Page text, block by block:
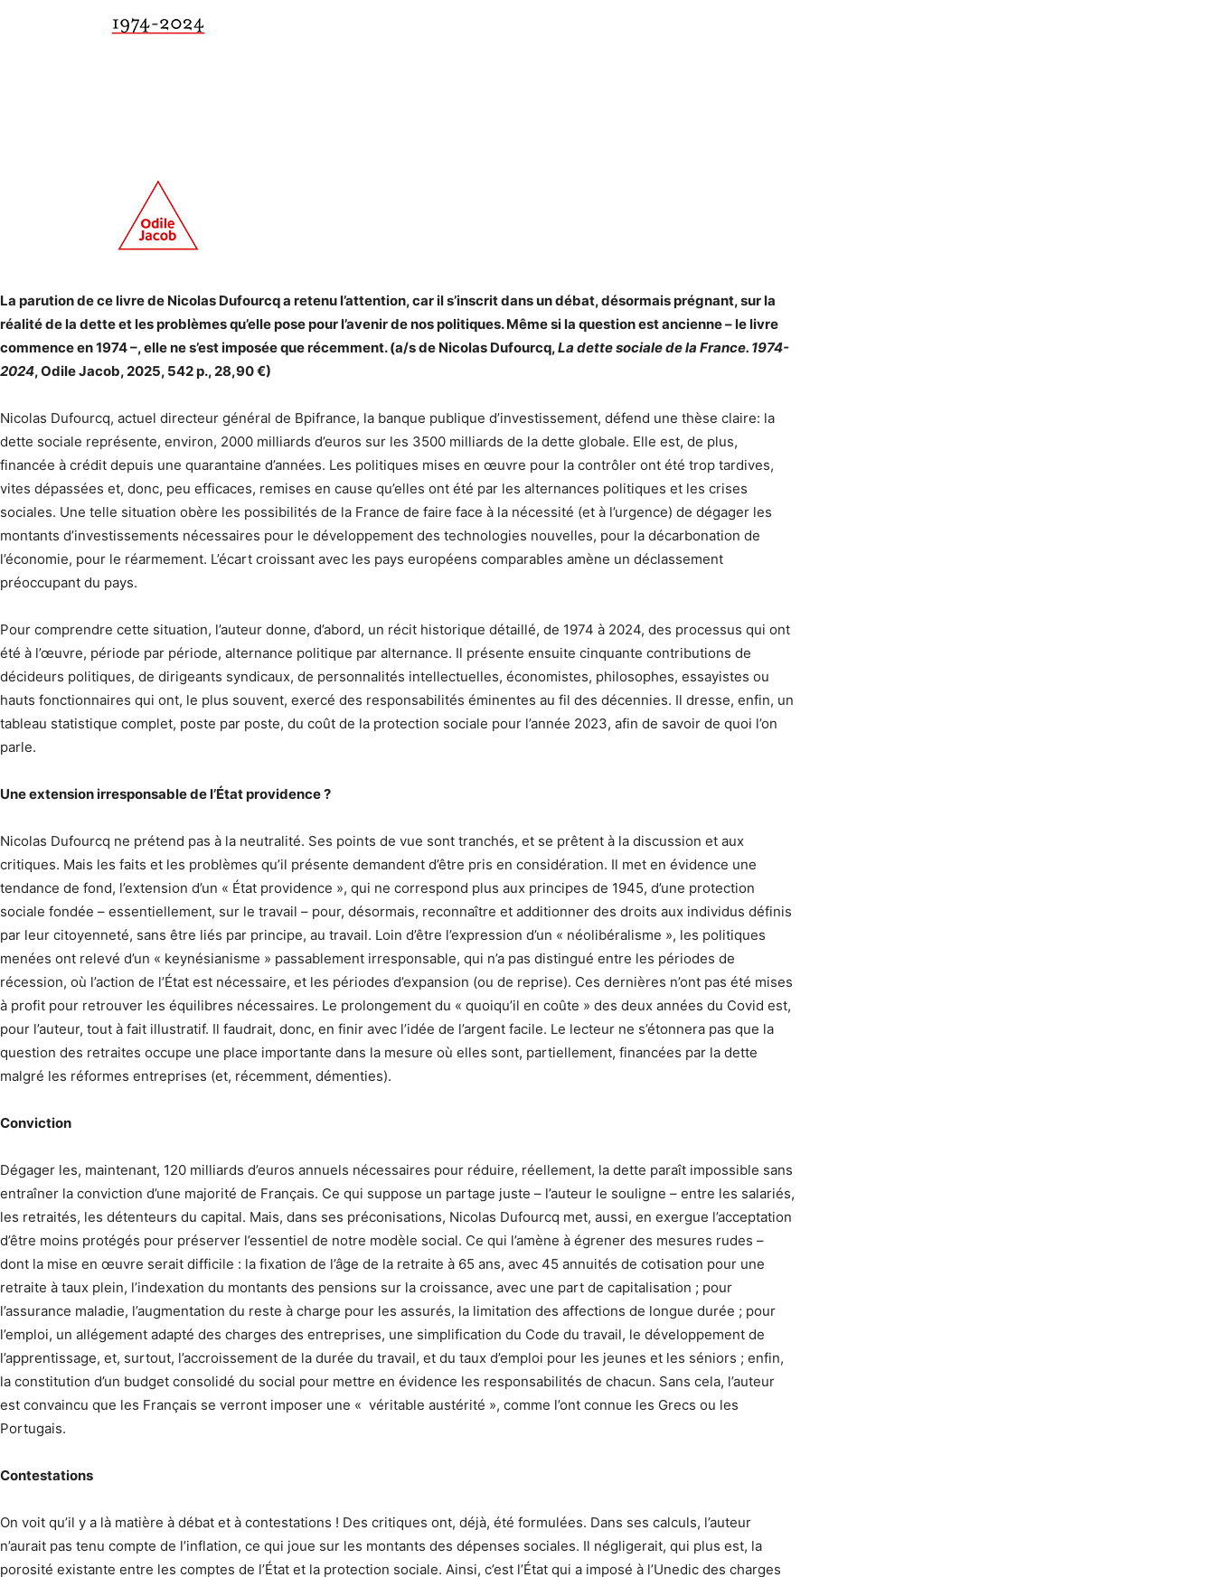
La parution de ce livre de Nicolas Dufourcq a retenu l’attention, car il s’inscrit dans un débat, désormais prégnant, sur la
réalité de la dette et les problèmes qu’elle pose pour l’avenir de nos politiques. Même si la question est ancienne – le livre
commence en 1974 –, elle ne s’est imposée que récemment. (a/s de Nicolas Dufourcq,La dette sociale de la France. 1974-
2024, Odile Jacob, 2025, 542 p., 28,90 €)
Nicolas Dufourcq, actuel directeur général de Bpifrance, la banque publique d’investissement, défend une thèse claire: la
dette sociale représente, environ, 2000 milliards d’euros sur les 3500 milliards de la dette globale. Elle est, de plus,
financée à crédit depuis une quarantaine d’années. Les politiques mises en œuvre pour la contrôler ont été trop tardives,
vites dépassées et, donc, peu efficaces, remises en cause qu’elles ont été par les alternances politiques et les crises
sociales. Une telle situation obère les possibilités de la France de faire face à la nécessité (et à l’urgence) de dégager les
montants d’investissements nécessaires pour le développement des technologies nouvelles, pour la décarbonation de
l’économie, pour le réarmement. L’écart croissant avec les pays européens comparables amène un déclassement
préoccupant du pays.
Pour comprendre cette situation, l’auteur donne, d’abord, un récit historique détaillé, de 1974 à 2024, des processus qui ont
été à l’œuvre, période par période, alternance politique par alternance. Il présente ensuite cinquante contributions de
décideurs politiques, de dirigeants syndicaux, de personnalités intellectuelles, économistes, philosophes, essayistes ou
hauts fonctionnaires qui ont, le plus souvent, exercé des responsabilités éminentes au fil des décennies. Il dresse, enfin, un
tableau statistique complet, poste par poste, du coût de la protection sociale pour l’année 2023, afin de savoir de quoi l’on
parle.
Une extension irresponsable de l’État providence ?
Nicolas Dufourcq ne prétend pas à la neutralité. Ses points de vue sont tranchés, et se prêtent à la discussion et aux
critiques. Mais les faits et les problèmes qu’il présente demandent d’être pris en considération. Il met en évidence une
tendance de fond, l’extension d’un « État providence », qui ne correspond plus aux principes de 1945, d’une protection
sociale fondée – essentiellement, sur le travail – pour, désormais, reconnaître et additionner des droits aux individus définis
par leur citoyenneté, sans être liés par principe, au travail. Loin d’être l’expression d’un « néolibéralisme », les politiques
menées ont relevé d’un « keynésianisme » passablement irresponsable, qui n’a pas distingué entre les périodes de
récession, où l’action de l’État est nécessaire, et les périodes d’expansion (ou de reprise). Ces dernières n’ont pas été mises
à profit pour retrouver les équilibres nécessaires. Le prolongement du « quoiqu’il en coûte » des deux années du Covid est,
pour l’auteur, tout à fait illustratif. Il faudrait, donc, en finir avec l’idée de l’argent facile. Le lecteur ne s’étonnera pas que la
question des retraites occupe une place importante dans la mesure où elles sont, partiellement, financées par la dette
malgré les réformes entreprises (et, récemment, démenties).
Conviction
Dégager les, maintenant, 120 milliards d’euros annuels nécessaires pour réduire, réellement, la dette paraît impossible sans
entraîner la conviction d’une majorité de Français. Ce qui suppose un partage juste – l’auteur le souligne – entre les salariés,
les retraités, les détenteurs du capital. Mais, dans ses préconisations, Nicolas Dufourcq met, aussi, en exergue l’acceptation
d’être moins protégés pour préserver l’essentiel de notre modèle social. Ce qui l’amène à égrener des mesures rudes –
dont la mise en œuvre serait difficile : la fixation de l’âge de la retraite à 65 ans, avec 45 annuités de cotisation pour une
retraite à taux plein, l’indexation du montants des pensions sur la croissance, avec une part de capitalisation ; pour
l’assurance maladie, l’augmentation du reste à charge pour les assurés, la limitation des affections de longue durée ; pour
l’emploi, un allégement adapté des charges des entreprises, une simplification du Code du travail, le développement de
l’apprentissage, et, surtout, l’accroissement de la durée du travail, et du taux d’emploi pour les jeunes et les séniors ; enfin,
la constitution d’un budget consolidé du social pour mettre en évidence les responsabilités de chacun. Sans cela, l’auteur
est convaincu que les Français se verront imposer une « véritable austérité », comme l’ont connue les Grecs ou les
Portugais.
Contestations
On voit qu’il y a là matière à débat et à contestations ! Des critiques ont, déjà, été formulées. Dans ses calculs, l’auteur
n’aurait pas tenu compte de l’inflation, ce qui joue sur les montants des dépenses sociales. Il négligerait, qui plus est, la
porosité existante entre les comptes de l’État et la protection sociale. Ainsi, c’est l’État qui a imposé à l’Unedic des charges